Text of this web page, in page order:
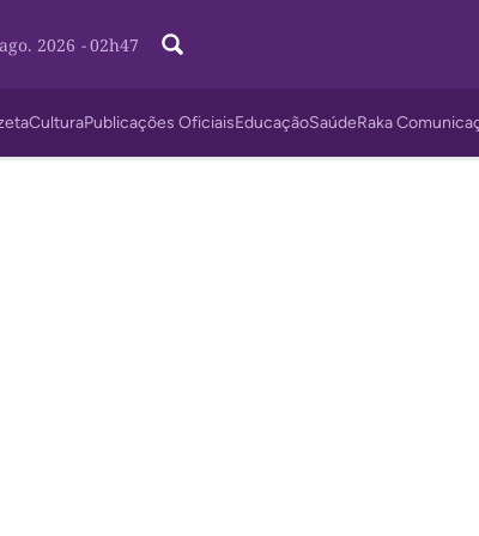
2026 - 02h47
CulturaPublicações OficiaisEducaçãoSaúdeRaka